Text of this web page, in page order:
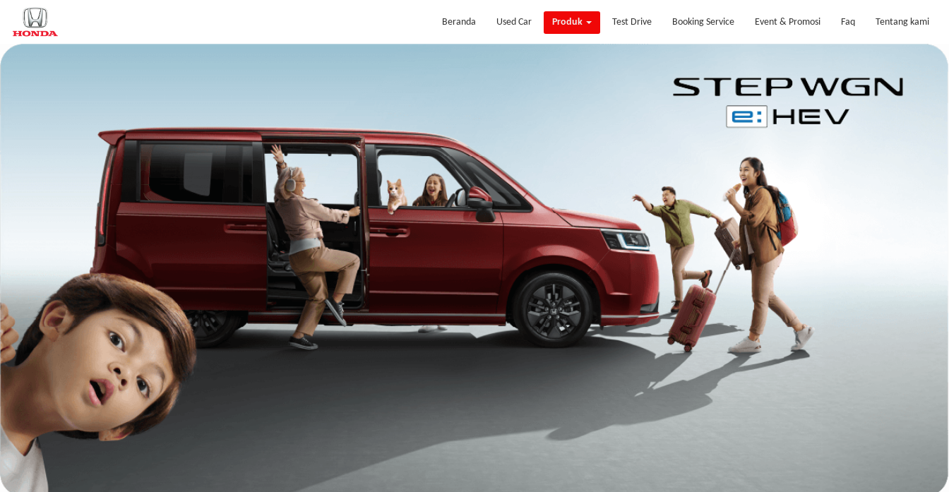
Beranda Used Car Produk Test Drive Booking Service Event & Promosi Faq Tentang kami